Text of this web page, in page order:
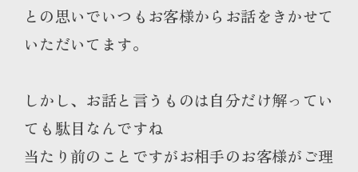
との思いでいつもお客様からお話をきかせて
いただいてます。
しかし、お話と言うものは自分だけ解ってい
ても駄目なんですね
当たり前のことですがお相手のお客様がご理